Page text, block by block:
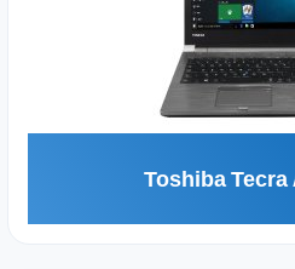
Toshiba Tecra